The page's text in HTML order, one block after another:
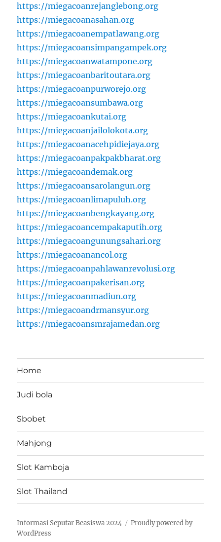
https://miegacoanrejanglebong.org
https://miegacoanasahan.org
https://miegacoanempatlawang.org
https://miegacoansimpangampek.org
https://miegacoanwatampone.org
https://miegacoanbaritoutara.org
https://miegacoanpurworejo.org
https://miegacoansumbawa.org
https://miegacoankutai.org
https://miegacoanjailolokota.org
https://miegacoanacehpidiejaya.org
https://miegacoanpakpakbharat.org
https://miegacoandemak.org
https://miegacoansarolangun.org
https://miegacoanlimapuluh.org
https://miegacoanbengkayang.org
https://miegacoancempakaputih.org
https://miegacoangunungsahari.org
https://miegacoanancol.org
https://miegacoanpahlawanrevolusi.org
https://miegacoanpakerisan.org
https://miegacoanmadiun.org
https://miegacoandrmansyur.org
https://miegacoansmrajamedan.org
Home
Judi bola
Sbobet
Mahjong
Slot Kamboja
Slot Thailand
Informasi Seputar Beasiswa 2024
Proudly powered by
WordPress